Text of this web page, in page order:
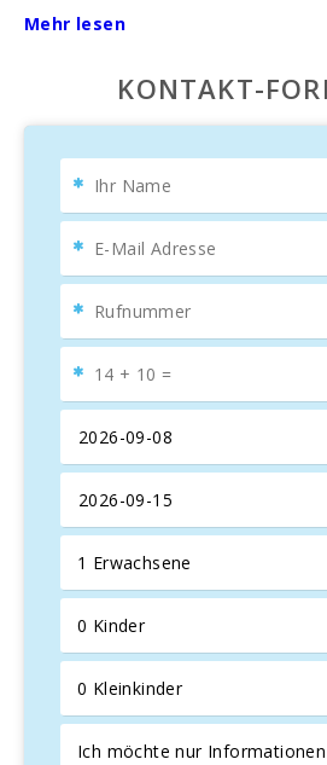
Vadellschnellen Zugang zu den
Santanyí. Nur wenige
befinden sich die spektakulären
D′Orund eine Reihe von
mallorquinischen Küste
Ideal für Familien, die
Diese elegantemallorquinische
2014, wurde für
Ruhe suchen, und bietet
geräumigeAußenbereichemit
zauberhaftenOlivenhain
gemütliche, überdachte Lounge und
für acht Personen, perfekt für
Geräumige und exklusive
Can Vadell bietet einen großen
5 Meter großen Pool
den Familienurlaub. Der im Aufbau
befindlichemediterrane Garten
verleiht diesemRuhe-Oase
Moderne Innenräume und
Annehmlichkeiten
Mehr lesen
KONTAKT-